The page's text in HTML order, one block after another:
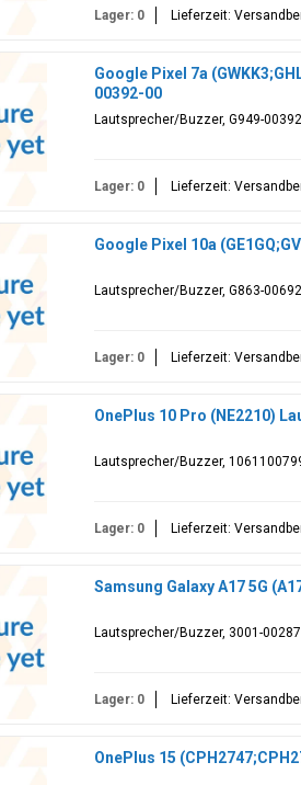
Lager: 0 Lieferzeit:
Google Pixel 7a
00392-00
Lautsprecher/Buzzer, G949-
Lager: 0 Lieferzeit:
Google Pixel 10a
Lautsprecher/Buzzer, G863-
Lager: 0 Lieferzeit:
OnePlus 10 Pro (NE2210)
Lautsprecher/Buzzer,
Lager: 0 Lieferzeit:
Samsung Galaxy A17 5G
Lautsprecher/Buzzer, 3001-
Lager: 0 Lieferzeit:
OnePlus 15